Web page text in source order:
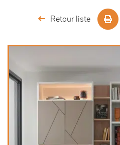
Retour liste